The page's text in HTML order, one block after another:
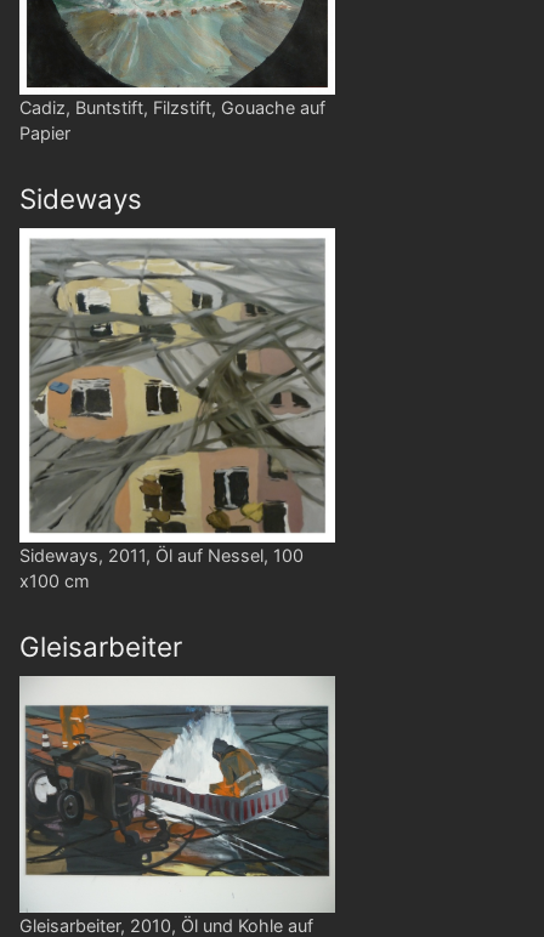
Cadiz, Buntstift, Filzstift, Gouache auf
Papier
Sideways
Sideways, 2011, Öl auf Nessel, 100
x100 cm
Gleisarbeiter
Gleisarbeiter, 2010, Öl und Kohle auf